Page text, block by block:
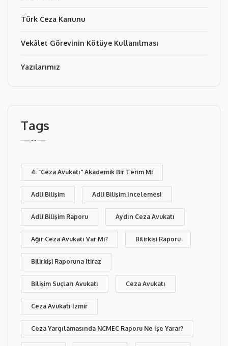
Türk Ceza Kanunu
Vekâlet Görevinin Kötüye Kullanılması
Yazılarımız
Tags
4. "Ceza Avukatı" Akademik Bir Terim Mi
Adli Bilişim Adli Bilişim Incelemesi
Adli Bilişim Raporu Aydın Ceza Avukatı
Ağır Ceza Avukatı Var Mı? Bilirkişi Raporu
Bilirkişi Raporuna Itiraz
Bilişim Suçları Avukatı Ceza Avukatı
Ceza Avukatı İzmir
Ceza Yargılamasında NCMEC Raporu Ne İşe Yarar?